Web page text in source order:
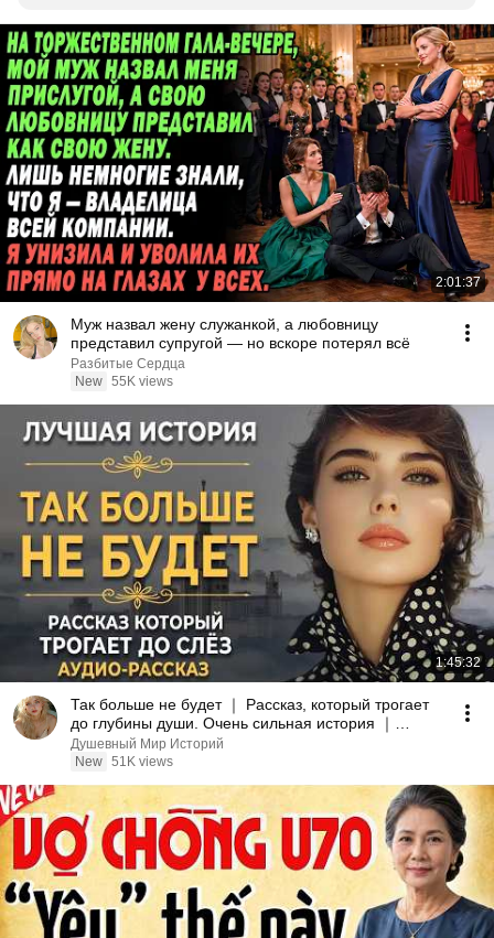
2:01:37
Муж назвал жену служанкой, а любовницу
представил супругой — но вскоре потерял всё
Разбитые Сердца
New 55K views
1:45:32
Так больше не будет ｜ Рассказ, который трогает
до глубины души. Очень сильная история ｜
Аудиорассказ
Душевный Мир Историй
New 51K views